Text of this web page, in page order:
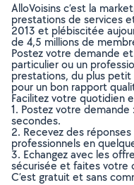
AlloVoisins c’est la
prestations de services
2013 et plébiscitée
de 4,5 millions de
Postez votre demande
particulier ou un
prestations, du plus petit
pour un bon rapport
Facilitez votre quotidien
1. Postez votre
secondes.
2. Recevez des
professionnels en
3. Echangez avec les
sécurisée et faites votre
C’est gratuit et sans